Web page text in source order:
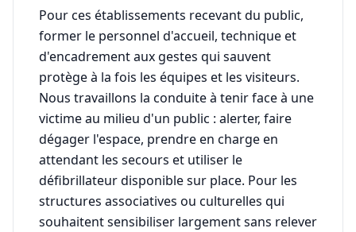
Pour ces établissements recevant du public,
former le personnel d'accueil, technique et
d'encadrement aux gestes qui sauvent
protège à la fois les équipes et les visiteurs.
Nous travaillons la conduite à tenir face à une
victime au milieu d'un public : alerter, faire
dégager l'espace, prendre en charge en
attendant les secours et utiliser le
défibrillateur disponible sur place. Pour les
structures associatives ou culturelles qui
souhaitent sensibiliser largement sans relever